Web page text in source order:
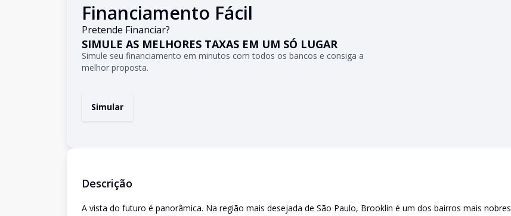
Financiamento Fácil
Pretende Financiar?
SIMULE AS MELHORES TAXAS EM UM SÓ LUGAR
Simule seu financiamento em minutos com todos os bancos e consiga a
melhor proposta.
Simular
Descrição
A vista do futuro é panorâmica. Na região mais desejada de São Paulo, Brooklin é um dos bairros mais nobres